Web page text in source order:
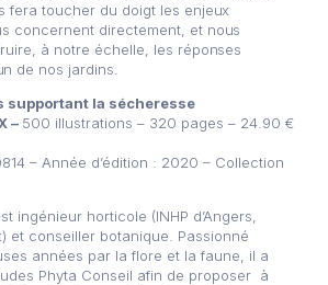
fera toucher du doigt les enjeux
concernent directement, et nous
à notre échelle, les réponses
de nos jardins.
supportant la sécheresse
– 500 illustrations – 320 pages – 24.90 €
– Année d’édition : 2020 – Collection
ingénieur horticole (INHP d’Angers,
et conseiller botanique. Passionné
années par la flore et la faune, il a
Phyta Conseil afin de proposer à